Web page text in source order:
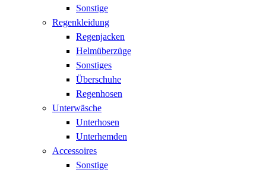
Sonstige
Regenkleidung
Regenjacken
Helmüberzüge
Sonstiges
Überschuhe
Regenhosen
Unterwäsche
Unterhosen
Unterhemden
Accessoires
Sonstige